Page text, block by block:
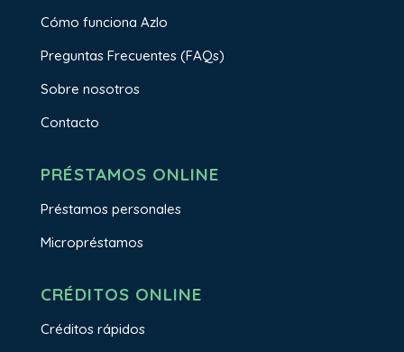
Cómo funciona Azlo
Preguntas Frecuentes (FAQs)
Sobre nosotros
Contacto
PRÉSTAMOS ONLINE
Préstamos personales
Micropréstamos
CRÉDITOS ONLINE
Créditos rápidos